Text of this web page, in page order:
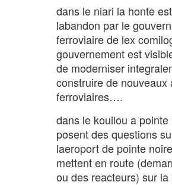
dans le niari la honte
labandon par le
ferroviaire de lex
gouvernement est
de moderniser
construire de nouveaux
ferroviaires….
dans le kouilou a
posent des questions
laeroport de pointe
mettent en route
ou des reacteurs) sur